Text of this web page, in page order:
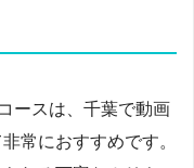
ースは、千葉で動画
常におすすめです。